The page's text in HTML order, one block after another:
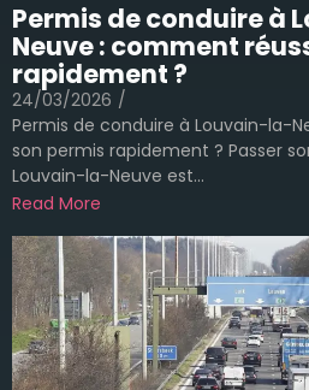
Permis de conduire à
Neuve : comment
rapidement ?
24/03/2026 /
Permis de conduire à Louvain-la-
son permis rapidement ? Passer
Louvain-la-Neuve est...
Read More